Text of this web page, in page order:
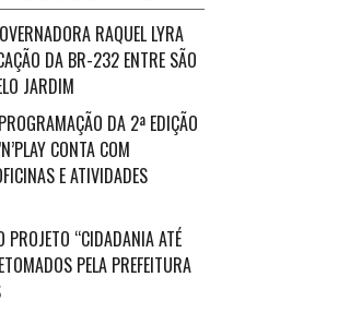
RAQUEL LYRA
DA BR-232 ENTRE SÃO
JARDIM
DA 2ª EDIÇÃO
CONTA COM
E ATIVIDADES
PROJETO “CIDADANIA ATÉ
PELA PREFEITURA